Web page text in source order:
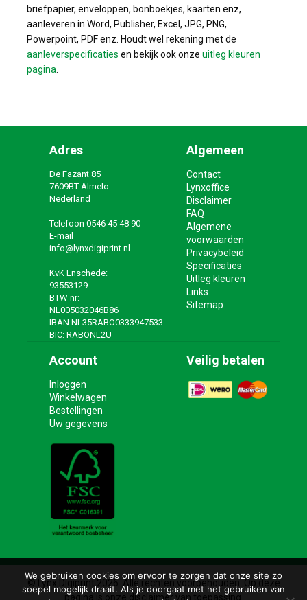
briefpapier, enveloppen, bonboekjes, kaarten enz,
aanleveren in Word, Publisher, Excel, JPG, PNG,
Powerpoint, PDF enz. Houdt wel rekening met de
aanleverspecificaties en bekijk ook onze uitleg kleuren
pagina
Adres
De Fazant 85
7609BT Almelo
Nederland
Telefoon 0546 45 48 90
E-mail
info@lynxdigiprint.nl
KvK Enschede:
93553129
BTW nr:
NL005032046B86
IBAN:NL35RABO0333947533
BIC: RABONL2U
Algemeen
Contact
Lynxoffice
Disclaimer
FAQ
Algemene
voorwaarden
Privacybeleid
Specificaties
Uitleg kleuren
Links
Sitemap
Account
Inloggen
Winkelwagen
Bestellingen
Uw gegevens
Veilig betalen
© Lynx Digiprint 2026. Alle rechten voorbehouden. Op deze
pagina is onze disclaimer van toepassing.
We gebruiken cookies om ervoor te zorgen dat onze site zo
soepel mogelijk draait. Als je doorgaat met het gebruiken van